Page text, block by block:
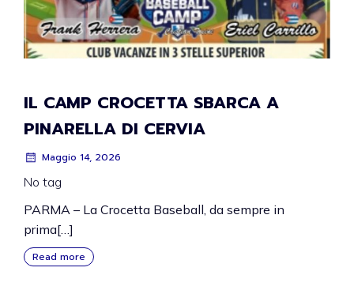
IL CAMP CROCETTA SBARCA A
PINARELLA DI CERVIA
Maggio 14, 2026
No tag
PARMA – La Crocetta Baseball, da sempre in
prima[…]
Read more